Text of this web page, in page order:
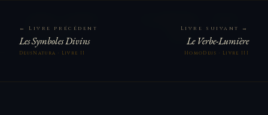
NATURA
← Livre précédent
Les Symboles Divins
DeusNatura · Livre II
Livre suivant →
Le Verbe-Lumière
HomoDeus · Livre III